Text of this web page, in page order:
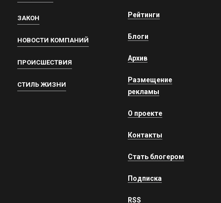
ЗАКОН
НОВОСТИ КОМПАНИЙ
ПРОИСШЕСТВИЯ
СТИЛЬ ЖИЗНИ
Рейтинги
Блоги
Архив
Размещение
рекламы
О проекте
Контакты
Стать блогером
Подписка
RSS